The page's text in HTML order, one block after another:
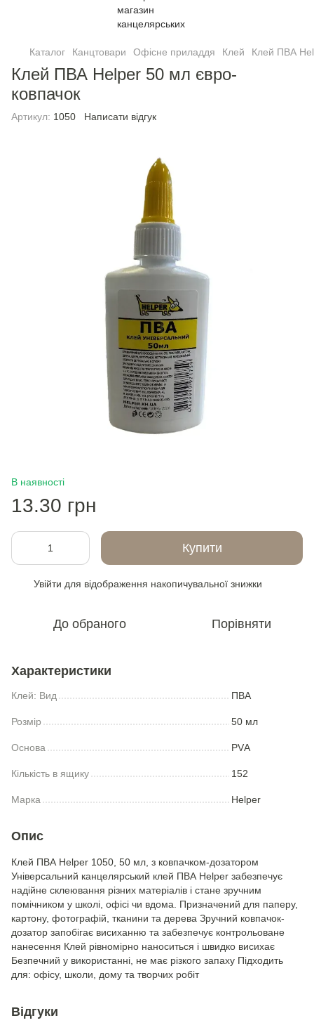
Каталог Канцтовари Офісне приладдя Клей Клей ПВА
Клей ПВА Helper 50 мл євро-
ковпачок
Артикул: 1050 Написати відгук
В наявності
13.30 грн
Купити
Увійти для відображення накопичувальної знижки
До обраного Порівняти
Характеристики
Клей: Вид ПВА
Розмір 50 мл
Основа PVА
Кількість в ящику 152
Марка Helper
Опис
Клей ПВА Helper 1050, 50 мл, з ковпачком-дозатором
Універсальний канцелярський клей ПВА Helper забезпечує
надійне склеювання різних матеріалів і стане зручним
помічником у школі, офісі чи вдома. Призначений для паперу,
картону, фотографій, тканини та дерева Зручний ковпачок-
дозатор запобігає висиханню та забезпечує контрольоване
нанесення Клей рівномірно наноситься і швидко висихає
Безпечний у використанні, не має різкого запаху Підходить
для: офісу, школи, дому та творчих робіт
Відгуки